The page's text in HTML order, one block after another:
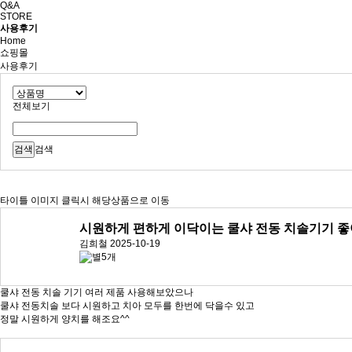
Q&A
STORE
사용후기
Home
쇼핑몰
사용후기
전체보기
검색
타이틀 이미지 클릭시 해당상품으로 이동
시원하게 편하게 이닥이는 쿨샤 전동 치솔기기
김희철 2025-10-19
쿨샤 전동 치솔 기기 여러 제품 사용해보았으나
쿨샤 전동치솔 보다 시원하고 치아 모두를 한번에 닥을수 있고
정말 시원하게 양치를 해조요^^